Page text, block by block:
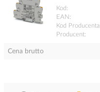
Kod
EAN
Kod Producenta
Producent
Cena brutto